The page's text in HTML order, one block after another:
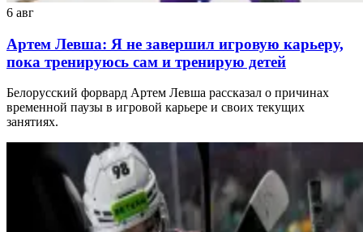
6 авг
Артем Левша: Я не завершил игровую карьеру,
пока тренируюсь сам и тренирую детей
Белорусский форвард Артем Левша рассказал о причинах
временной паузы в игровой карьере и своих текущих
занятиях.